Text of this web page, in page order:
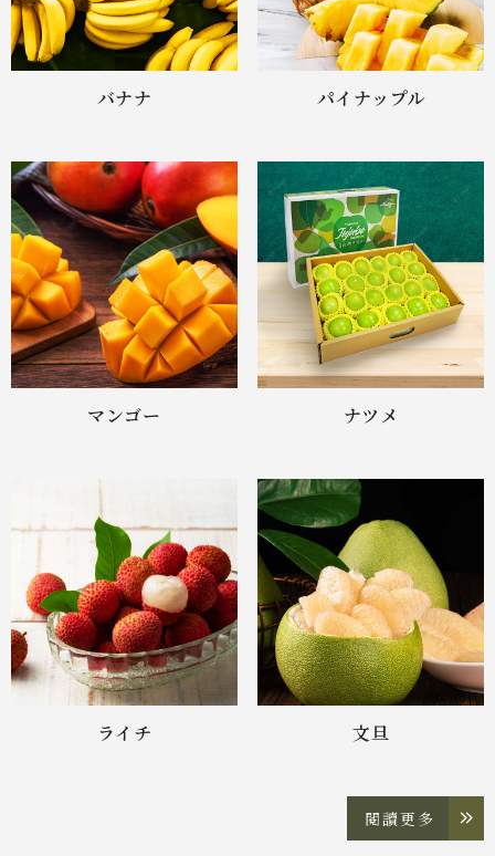
バナナ パイナップル
マンゴー ナツメ
ライチ 文旦